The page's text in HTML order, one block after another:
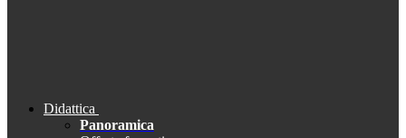
Didattica
Panoramica